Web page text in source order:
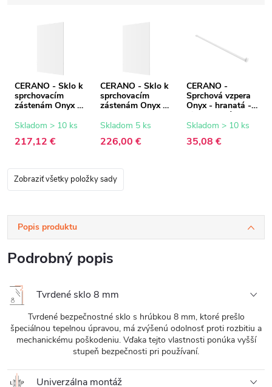
CERANO - Sklo k
sprchovacím
zástenám Onyx -
transparentné
cm
Skladom > 10 ks
217,12 €
CERANO - Sklo k
sprchovacím
zástenám Onyx -
transparentné
cm
Skladom 5 ks
226,00 €
CERANO -
Sprchová vzpera
Onyx - hranatá -
biela matná - 150
cm
Skladom > 10 ks
35,08 €
Zobraziť všetky položky sady
Popis produktu
Podrobný popis
Tvrdené sklo 8 mm
Tvrdené bezpečnostné sklo s hrúbkou 8 mm, ktoré prešlo
špeciálnou tepelnou úpravou, má zvýšenú odolnosť proti rozbitiu a
mechanickému poškodeniu. Vďaka tejto vlastnosti ponúka vyšší
stupeň bezpečnosti pri používaní.
Univerzálna montáž